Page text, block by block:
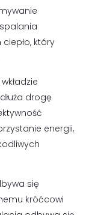
ciepło, który
drogę
energii,
się
króćcowi